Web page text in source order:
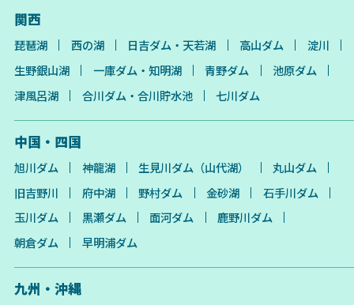
関西
琵琶湖 西の湖 日吉ダム・天若湖 高山ダム
淀川
生野銀山湖
一庫ダム・知明湖 青野ダム
池原ダム
津風呂湖
合川ダム・合川貯水池 七川ダム
中国・四国
旭川ダム 神龍湖 生見川ダム（山代湖）
丸山ダム
旧吉野川
府中湖 野村ダム 金砂湖
石手川ダム
玉川ダム
黒瀬ダム 面河ダム
鹿野川ダム
朝倉ダム
早明浦ダム
九州・沖縄